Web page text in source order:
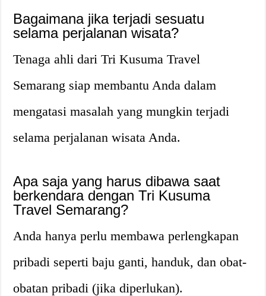
Bagaimana jika terjadi sesuatu
selama perjalanan wisata?
Tenaga ahli dari Tri Kusuma Travel
Semarang siap membantu Anda dalam
mengatasi masalah yang mungkin terjadi
selama perjalanan wisata Anda.
Apa saja yang harus dibawa saat
berkendara dengan Tri Kusuma
Travel Semarang?
Anda hanya perlu membawa perlengkapan
pribadi seperti baju ganti, handuk, dan obat-
obatan pribadi (jika diperlukan).